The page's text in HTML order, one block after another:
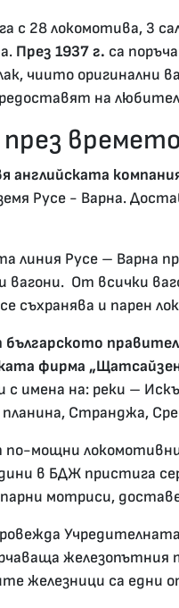
28 локомотива, 3
През 1937 г. са
чиито оригинални
на
Русе - Варна.
Русе – Варна
От всички
съхранява и парен
фирма
имена на: реки –
Странджа,
по-мощни
в БДЖ пристига
мотриси,
железопътния
железници са едни